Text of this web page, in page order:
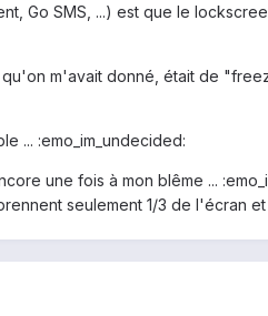
Go SMS, ...) est que le
m'avait donné, était de
... :emo_im_undecided:
une fois à mon blême ...
seulement 1/3 de l'écran